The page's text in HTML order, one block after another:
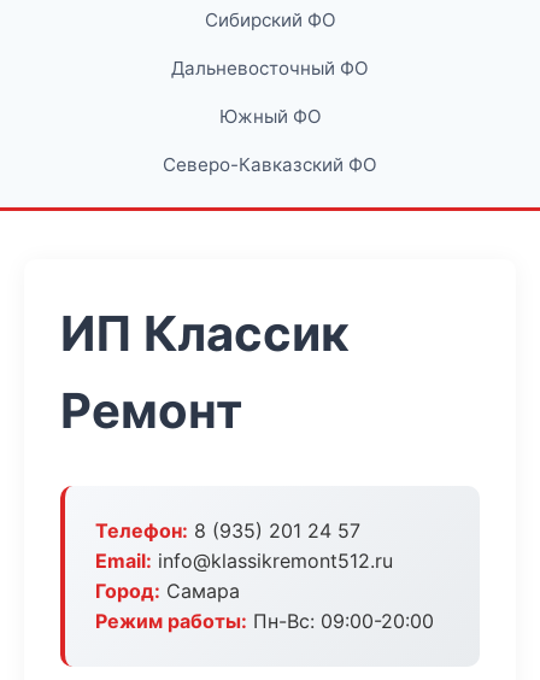
Сибирский ФО
Дальневосточный ФО
Южный ФО
Северо-Кавказский ФО
ИП Классик
Ремонт
Телефон: 8 (935) 201 24 57
Email: info@klassikremont512.ru
Город: Самара
Режим работы: Пн-Вс: 09:00-20:00